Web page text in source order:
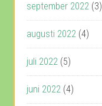
september 2022 (3)
augusti 2022 (4)
juli 2022 (5)
juni 2022 (4)